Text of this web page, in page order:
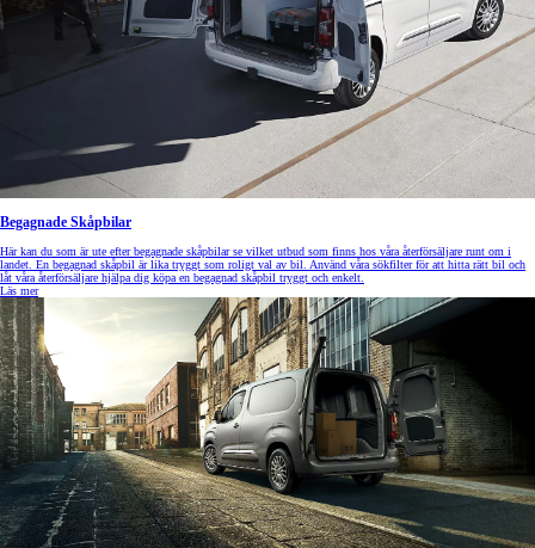
Begagnade Skåpbilar
Här kan du som är ute efter begagnade skåpbilar se vilket utbud som finns hos våra återförsäljare runt om i
landet. En begagnad skåpbil är lika tryggt som roligt val av bil. Använd våra sökfilter för att hitta rätt bil och
låt våra återförsäljare hjälpa dig köpa en begagnad skåpbil tryggt och enkelt.
Läs mer